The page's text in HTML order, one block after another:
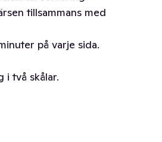
tillsammans med
på varje sida.
i två skålar.